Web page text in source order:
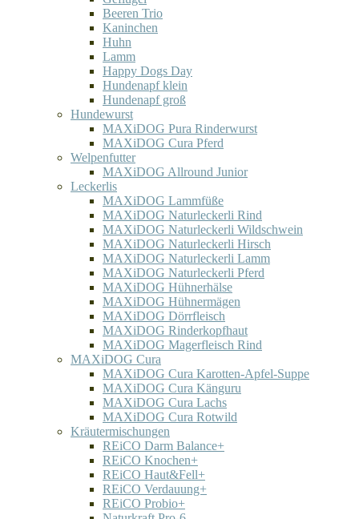
Beeren Trio
Kaninchen
Huhn
Lamm
Happy Dogs Day
Hundenapf klein
Hundenapf groß
Hundewurst
MAXiDOG Pura Rinderwurst
MAXiDOG Cura Pferd
Welpenfutter
MAXiDOG Allround Junior
Leckerlis
MAXiDOG Lammfüße
MAXiDOG Naturleckerli Rind
MAXiDOG Naturleckerli Wildschwein
MAXiDOG Naturleckerli Hirsch
MAXiDOG Naturleckerli Lamm
MAXiDOG Naturleckerli Pferd
MAXiDOG Hühnerhälse
MAXiDOG Hühnermägen
MAXiDOG Dörrfleisch
MAXiDOG Rinderkopfhaut
MAXiDOG Magerfleisch Rind
MAXiDOG Cura
MAXiDOG Cura Karotten-Apfel-Suppe
MAXiDOG Cura Känguru
MAXiDOG Cura Lachs
MAXiDOG Cura Rotwild
Kräutermischungen
REiCO Darm Balance+
REiCO Knochen+
REiCO Haut&Fell+
REiCO Verdauung+
REiCO Probio+